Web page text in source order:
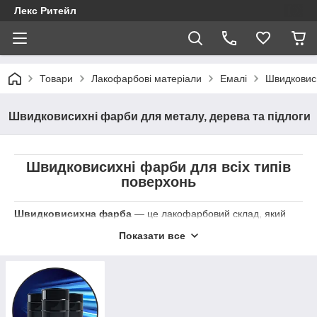
Лекс Ритейл
Товари Лакофарбові матеріали Емалі
Швидковисихні фарби для металу, дерева та підлоги
Швидковисихні фарби для всіх типів
поверхонь
Швидковисихна фарба — це лакофарбовий склад, який
після нанесення. Ефект швидкого висихання досягається
сприяють прискореному випаровуванню розчинника,
утворюючи сухе та тверде покриття.
Антикорозійна швидковисихна фарба
Показати все